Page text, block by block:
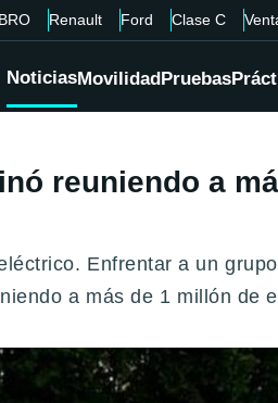
Renault Ford Clase C
NoticiasMovilidadPruebas
reuniendo a
Enfrentar a un
a más de 1 millón de